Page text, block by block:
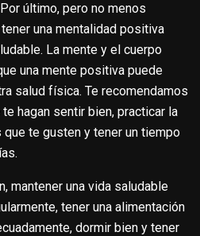
Por último, pero no menos
una mentalidad positiva
La mente y el cuerpo
una mente positiva puede
salud física. Te recomendamos
hagan sentir bien, practicar la
te gusten y tener un tiempo
mantener una vida saludable
tener una alimentación
dormir bien y tener